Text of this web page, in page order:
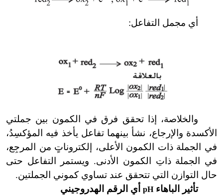
أي مجمل التفاعل:
والخلاصة، إذا تحقق فرق في الكمون بين جملتي
الأكسدة والإرجاع، نشأ بينهما تفاعل يأخذ فيه المؤكسِدُ،
في الجملة ذات الكمون الأعلى، إلكتروناتٍ من المرجِع،
في الجملة ذاتِ الكمون الأدنى. ويستمر التفاعل حتى
حال التوازن التي تتحقق عند تساوي كموني الجملتين.
تأثير الباهاءpHأي الرقم الهدروجيني